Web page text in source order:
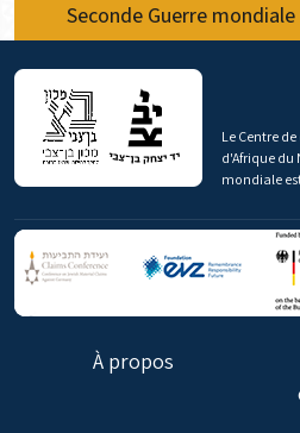
Seconde Guerre mondiale
Le Centre
d'Afrique du
mondiale
À propos